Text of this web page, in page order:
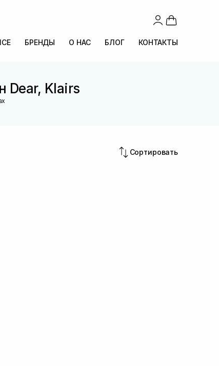
БРЕНДЫ О НАС БЛОГ КОНТАКТЫ
Dear, Klairs
Сортировать